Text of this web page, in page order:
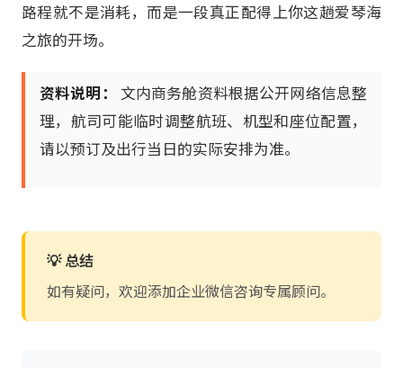
路程就不是消耗，而是一段真正配得上你这趟爱琴海
之旅的开场。
资料说明：
文内商务舱资料根据公开网络信息整
理，航司可能临时调整航班、机型和座位配置，
请以预订及出行当日的实际安排为准。
💡 总结
如有疑问，欢迎添加企业微信咨询专属顾问。